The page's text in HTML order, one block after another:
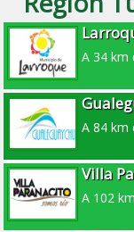
A 34 km
A 84 km
Villa
A 102